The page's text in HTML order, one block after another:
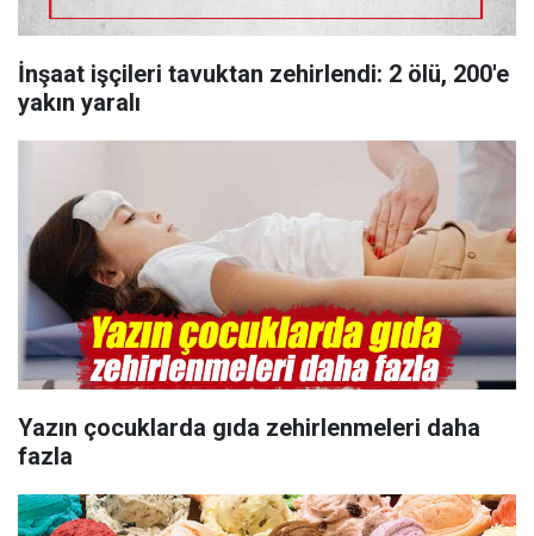
İnşaat işçileri tavuktan zehirlendi: 2 ölü, 200'e
yakın yaralı
Yazın çocuklarda gıda zehirlenmeleri daha
fazla